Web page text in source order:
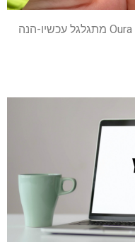
'היועץ' המופעל על ידי טבעת של Oura מתגלגל עכשיו-הנה